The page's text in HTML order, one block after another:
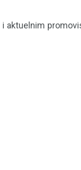
aktuelnim